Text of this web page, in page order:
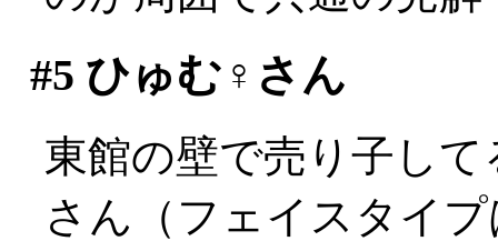
#5 ひゅむ♀さん
東館の壁で売り子し
さん（フェイスタイ